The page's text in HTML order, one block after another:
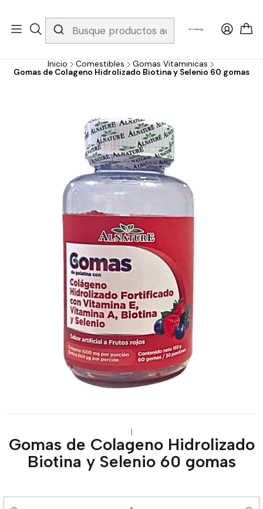
Whatsapp 3229079958/ Fijo 6019251796 / Envios a todo el país y
gratis apartir de 199.000!
Inicio Comestibles
Gomas Vitaminicas
Gomas de Colageno Hidrolizado Biotina y Selenio 60 gomas
|
Gomas de Colageno Hidrolizado
Biotina y Selenio 60 gomas